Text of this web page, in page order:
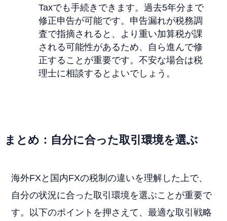
Taxでも手続きできます。過去5年分まで
修正申告が可能です。申告漏れが税務調
査で指摘されると、より重い加算税が課
される可能性があるため、自ら進んで修
正することが重要です。不安な場合は税
理士に相談するとよいでしょう。
まとめ：自分に合った取引環境を選ぶ
海外FXと国内FXの税制の違いを理解した上で、
自分の状況に合った取引環境を選ぶことが重要で
す。以下のポイントを押さえて、最適な取引戦略